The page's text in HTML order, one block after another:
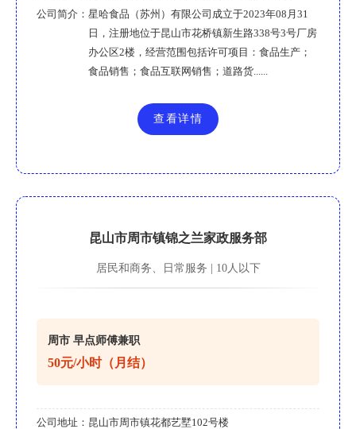
公司简介： 星哈食品（苏州）有限公司成立于2023年08月31
日，注册地位于昆山市花桥镇新生路338号3号厂房
办公区2楼，经营范围包括许可项目：食品生产；
食品销售；食品互联网销售；道路货......
查看详情
昆山市周市镇锦之兰家政服务部
居民和商务、日常服务 | 10人以下
周市 早点师傅兼职
50元/小时（月结）
公司地址： 昆山市周市镇花都艺墅102号楼